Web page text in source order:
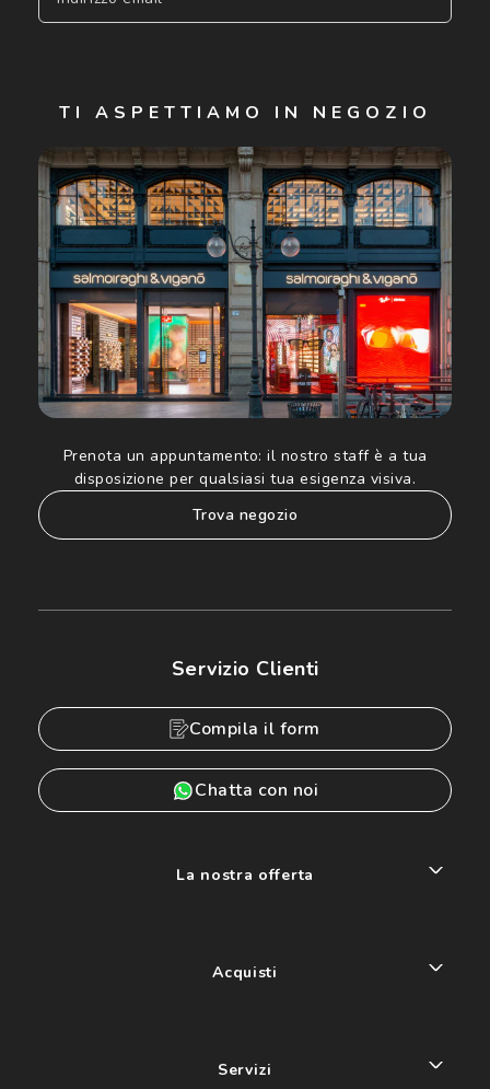
Cliccando su "Iscriviti", confermo di avere più di 16 anni e
acconsento all'utilizzo dei miei Dati Personali da parte di
Luxottica Group S.p.A. per l'invio di offerte speciali, novità
ed altre comunicazioni di carattere pubblicitario (consultare
Informativa sulla privacyper ulteriori informazioni).
TI ASPETTIAMO IN NEGOZIO
Prenota un appuntamento: il nostro staff è a tua
disposizione per qualsiasi tua esigenza visiva.
trova negozio
Servizio Clienti
Compila il form
Chatta con noi
La nostra offerta
Acquisti
Servizi